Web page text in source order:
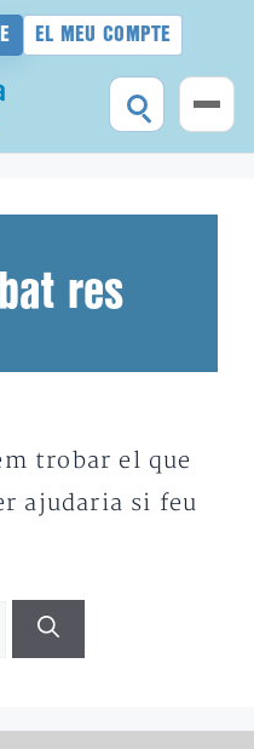
EL MEU COMPTE
res
trobar el que
ajudaria si feu